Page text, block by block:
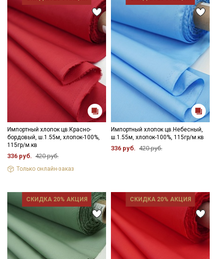
Импортный хлопок цв.Красно-
бордовый, ш.1.55м, хлопок-100%,
115гр/м.кв
336 руб. 420 руб.
Только онлайн-заказ
Импортный хлопок цв.Небесный,
ш.1.55м, хлопок-100%, 115гр/м.кв
336 руб. 420 руб.
СКИДКА 20% АКЦИЯ СКИДКА 20% АКЦИЯ
данных
Согласие на обработку персональных
данных
ДаюСогласие на получение рекламных и
информационных рассылок